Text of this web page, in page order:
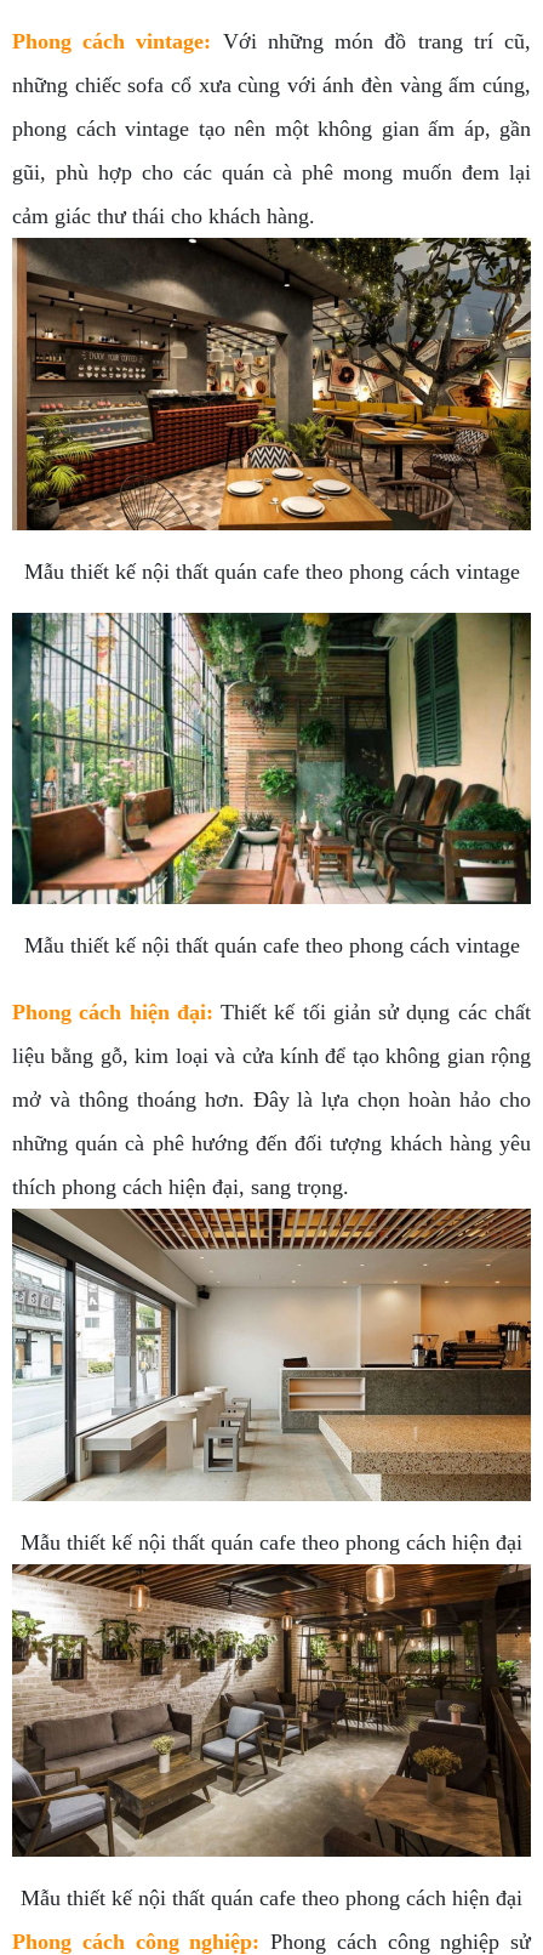
Phong cách vintage: Với những món đồ trang trí cũ,
những chiếc sofa cổ xưa cùng với ánh đèn vàng ấm cúng,
phong cách vintage tạo nên một không gian ấm áp, gần
gũi, phù hợp cho các quán cà phê mong muốn đem lại
cảm giác thư thái cho khách hàng.
Mẫu thiết kế nội thất quán cafe theo phong cách vintage
Mẫu thiết kế nội thất quán cafe theo phong cách vintage
Phong cách hiện đại:Thiết kế tối giản sử dụng các chất
liệu bằng gỗ, kim loại và cửa kính để tạo không gian rộng
mở và thông thoáng hơn. Đây là lựa chọn hoàn hảo cho
những quán cà phê hướng đến đối tượng khách hàng yêu
thích phong cách hiện đại, sang trọng.
Mẫu thiết kế nội thất quán cafe theo phong cách hiện đại
Mẫu thiết kế nội thất quán cafe theo phong cách hiện đại
Phong cách công nghiệp: Phong cách công nghiệp sử